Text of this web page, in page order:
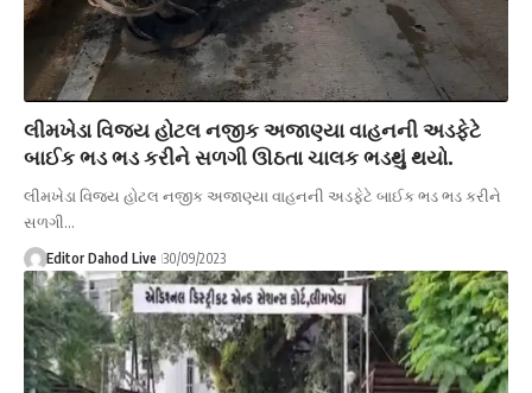
લીમખેડા વિજય હોટલ નજીક અજાણ્યા વાહનની અડફેટે
બાઈક ભડ ભડ કરીને સળગી ઊઠતા ચાલક ભડથું થયો.
લીમખેડા વિજય હોટલ નજીક અજાણ્યા વાહનની અડફેટે બાઈક ભડ ભડ કરીને
સળગી…
Editor Dahod Live 30/09/2023